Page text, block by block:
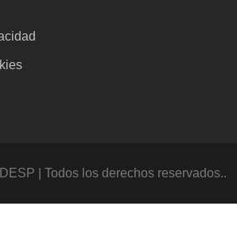
| Todos los derechos reservados..